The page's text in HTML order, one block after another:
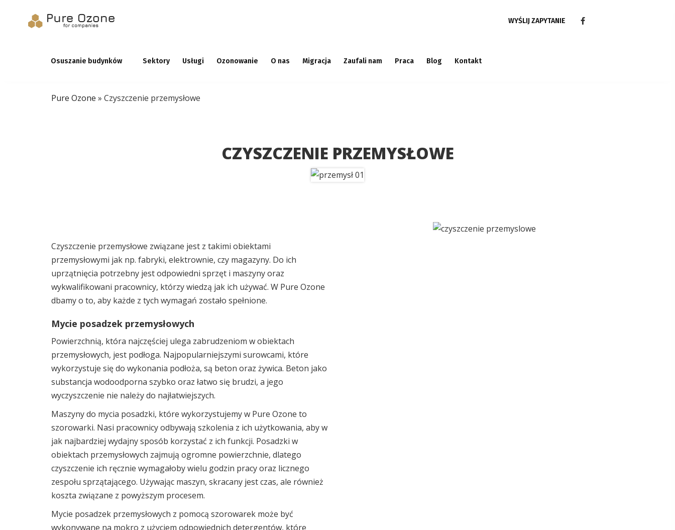
WYŚLIJ ZAPYTANIE
Osuszanie budynków Sektory Usługi Ozonowanie O nas Migracja Zaufali nam Praca Blog Kontakt
Pure Ozone » Czyszczenie przemysłowe
CZYSZCZENIE PRZEMYSŁOWE
Czyszczenie przemysłowe związane jest z takimi obiektami
przemysłowymi jak np. fabryki, elektrownie, czy magazyny. Do ich
uprzątnięcia potrzebny jest odpowiedni sprzęt i maszyny oraz
wykwalifikowani pracownicy, którzy wiedzą jak ich używać. W Pure Ozone
dbamy o to, aby każde z tych wymagań zostało spełnione.
Mycie posadzek przemysłowych
Powierzchnią, która najczęściej ulega zabrudzeniom w obiektach
przemysłowych, jest podłoga. Najpopularniejszymi surowcami, które
wykorzystuje się do wykonania podłoża, są beton oraz żywica. Beton jako
substancja wodoodporna szybko oraz łatwo się brudzi, a jego
wyczyszczenie nie należy do najłatwiejszych.
Maszyny do mycia posadzki, które wykorzystujemy w Pure Ozone to
szorowarki. Nasi pracownicy odbywają szkolenia z ich użytkowania, aby w
jak najbardziej wydajny sposób korzystać z ich funkcji. Posadzki w
obiektach przemysłowych zajmują ogromne powierzchnie, dlatego
czyszczenie ich ręcznie wymagałoby wielu godzin pracy oraz licznego
zespołu sprzątającego. Używając maszyn, skracany jest czas, ale również
koszta związane z powyższym procesem.
Mycie posadzek przemysłowych z pomocą szorowarek może być
wykonywane na mokro z użyciem odpowiednich detergentów, które